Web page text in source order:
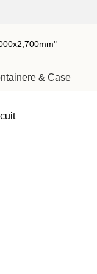
& Case